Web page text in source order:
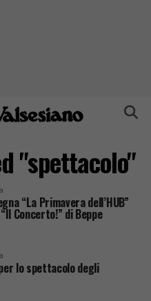
"spettacolo"
“La Primavera dell’HUB”
Concerto!” di Beppe
lo spettacolo degli